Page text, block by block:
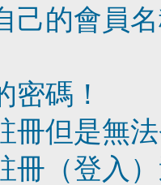
己的會員
密碼！
冊但是無
冊（登入